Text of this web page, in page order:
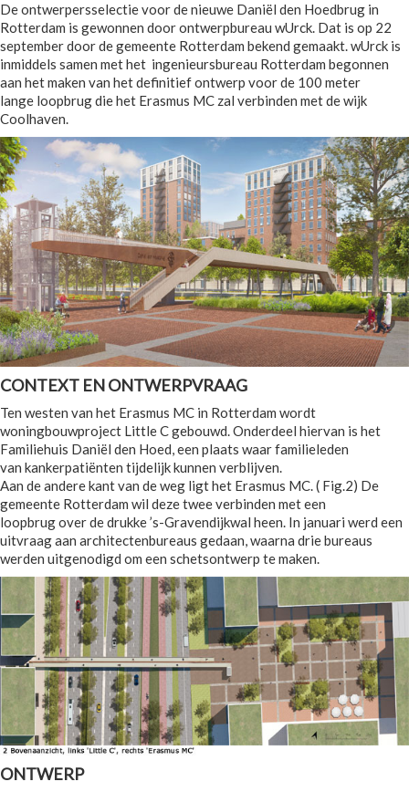
De ontwerpersselectie voor de nieuwe Daniël den Hoedbrug in
Rotterdam is gewonnen door ontwerpbureau wUrck. Dat is op 22
september door de gemeente Rotterdam bekend gemaakt. wUrck is
inmiddels samen met het ingenieursbureau Rotterdam begonnen
aan het maken van het definitief ontwerp voor de 100 meter
lange loopbrug die het Erasmus MC zal verbinden met de wijk
Coolhaven.
CONTEXT EN ONTWERPVRAAG
Ten westen van het Erasmus MC in Rotterdam wordt
woningbouwproject Little C gebouwd. Onderdeel hiervan is het
Familiehuis Daniël den Hoed, een plaats waar familieleden
van kankerpatiënten tijdelijk kunnen verblijven.
Aan de andere kant van de weg ligt het Erasmus MC. ( Fig.2) De
gemeente Rotterdam wil deze twee verbinden met een
loopbrug over de drukke ’s-Gravendijkwal heen. In januari werd een
uitvraag aan architectenbureaus gedaan, waarna drie bureaus
werden uitgenodigd om een schetsontwerp te maken.
ONTWERP